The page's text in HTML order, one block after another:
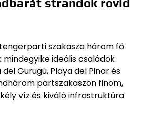
strandok rövid
szakasza három fő
ideális családok
Gurugú, Playa del Pinar és
partszakaszon finom,
víz és kiváló infrastruktúra